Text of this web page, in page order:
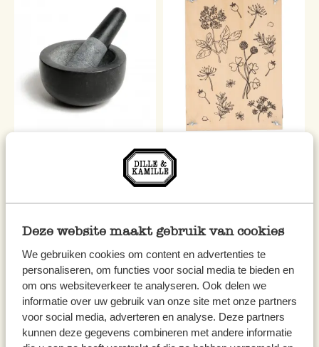
Deze website maakt gebruik van cookies
We gebruiken cookies om content en advertenties te
personaliseren, om functies voor social media te bieden en
om ons websiteverkeer te analyseren. Ook delen we
informatie over uw gebruik van onze site met onze partners
voor social media, adverteren en analyse. Deze partners
kunnen deze gegevens combineren met andere informatie
cm